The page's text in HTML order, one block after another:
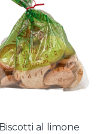
Biscotti al limone